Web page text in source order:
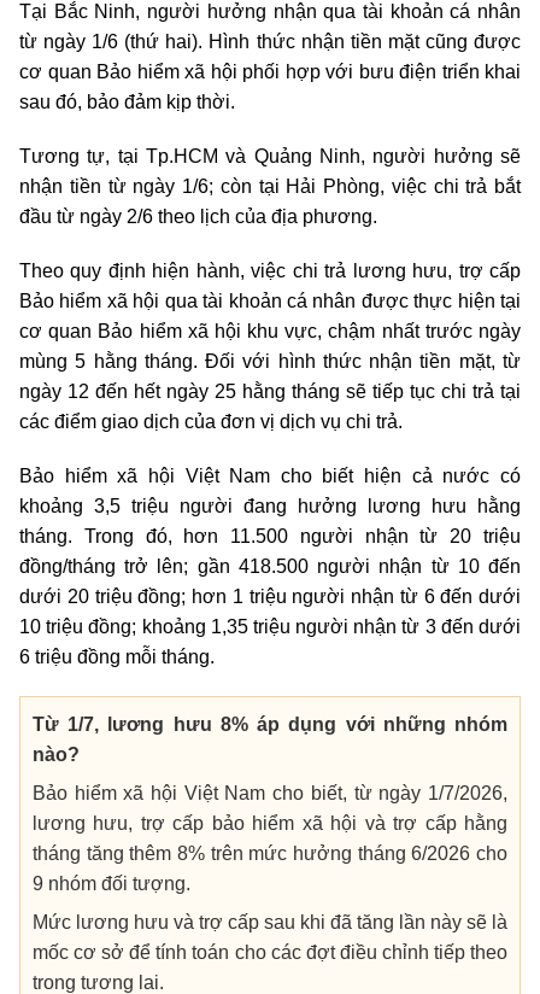
Tại Bắc Ninh, người hưởng nhận qua tài khoản cá nhân
từ ngày 1/6 (thứ hai). Hình thức nhận tiền mặt cũng được
cơ quan Bảo hiểm xã hội phối hợp với bưu điện triển khai
sau đó, bảo đảm kịp thời.
Tương tự, tại Tp.HCM và Quảng Ninh, người hưởng sẽ
nhận tiền từ ngày 1/6; còn tại Hải Phòng, việc chi trả bắt
đầu từ ngày 2/6 theo lịch của địa phương.
Theo quy định hiện hành, việc chi trả lương hưu, trợ cấp
Bảo hiểm xã hội qua tài khoản cá nhân được thực hiện tại
cơ quan Bảo hiểm xã hội khu vực, chậm nhất trước ngày
mùng 5 hằng tháng. Đối với hình thức nhận tiền mặt, từ
ngày 12 đến hết ngày 25 hằng tháng sẽ tiếp tục chi trả tại
các điểm giao dịch của đơn vị dịch vụ chi trả.
Bảo hiểm xã hội Việt Nam cho biết hiện cả nước có
khoảng 3,5 triệu người đang hưởng lương hưu hằng
tháng. Trong đó, hơn 11.500 người nhận từ 20 triệu
đồng/tháng trở lên; gần 418.500 người nhận từ 10 đến
dưới 20 triệu đồng; hơn 1 triệu người nhận từ 6 đến dưới
10 triệu đồng; khoảng 1,35 triệu người nhận từ 3 đến dưới
6 triệu đồng mỗi tháng.
Từ 1/7, lương hưu 8% áp dụng với những nhóm
nào?
Bảo hiểm xã hội Việt Nam cho biết, từ ngày 1/7/2026,
lương hưu, trợ cấp bảo hiểm xã hội và trợ cấp hằng
tháng tăng thêm 8% trên mức hưởng tháng 6/2026 cho
9 nhóm đối tượng.
Mức lương hưu và trợ cấp sau khi đã tăng lần này sẽ là
mốc cơ sở để tính toán cho các đợt điều chỉnh tiếp theo
trong tương lai.